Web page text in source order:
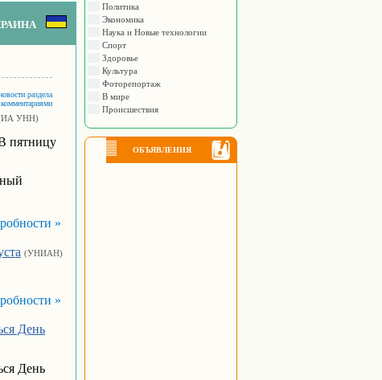
раздела
УНН)
пятницу
»
(УНИАН)
»
День
День
Политика
Экономика
Наука и Новые технологии
Спорт
Здоровье
Культура
Фоторепортаж
В мире
Происшествия
ОБЪЯВЛЕНИЯ